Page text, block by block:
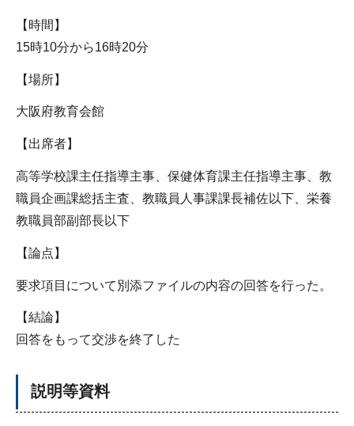
【時間】
15時10分から16時20分
【場所】
大阪府教育会館
【出席者】
高等学校課主任指導主事、保健体育課主任指導主事、教
職員企画課総括主査、教職員人事課課長補佐以下、栄養
教職員部副部長以下
【論点】
要求項目について別添ファイルの内容の回答を行った。
【結論】
回答をもって交渉を終了した
説明等資料